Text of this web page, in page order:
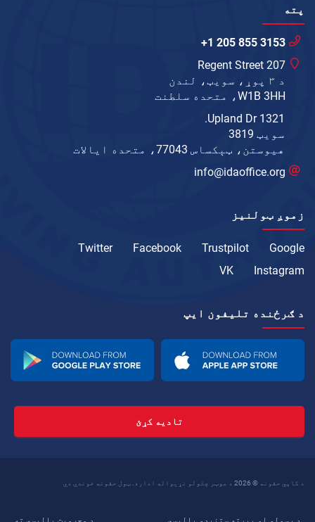
پته
+1 205 855 3153
207 Regent Street
د ۳ پوړ، سویټ، لندن
W1B 3HH، متحده سلطنت
1321 Upland Dr.
سویټ 3819
هیوستن، ټېکساس 77043، متحده ایالات
info@idaoffice.org
زموږ ټولنیز
Google
Trustpilot
Facebook
Twitter
Instagram
VK
د ګرځنده تلیفون ايپ
تادیه کړئ
د کاپي حقونه © 2026 د موټر چلولو نړیواله اداره. ټول حقونه خوندي دي
د رسولو او بیرته ستنیدو پالیسي د محرمیت پالیسي ته